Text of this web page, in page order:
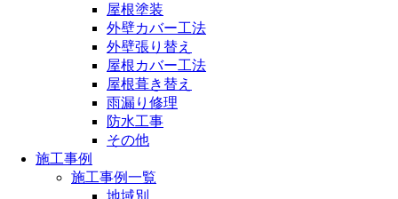
屋根塗装
外壁カバー工法
外壁張り替え
屋根カバー工法
屋根葺き替え
雨漏り修理
防水工事
その他
施工事例
施工事例一覧
地域別